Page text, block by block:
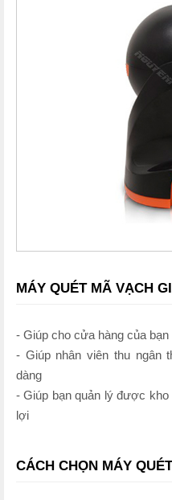
MÁY QUÉT MÃ VẠCH
- Giúp cho cửa hàng của
- Giúp nhân viên thu ngân
dàng
- Giúp bạn quản lý được
lợi
CÁCH CHỌN MÁY